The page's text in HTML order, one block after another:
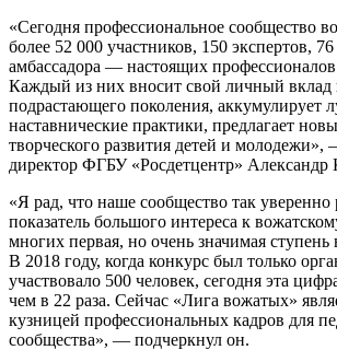
«Сегодня профессиональное сообщество
более 52 000 участников, 150 экспертов,
амбассадора — настоящих профессионалов
Каждый из них вносит свой личный вклад
подрастающего поколения, аккумулирует
наставнические практики, предлагает
творческого развития детей и молодежи»,
директор ФГБУ «Росдетцентр» Александр
«Я рад, что наше сообщество так уверенно
показатель большого интереса к
многих первая, но очень значимая
В 2018 году, когда конкурс был только
участвовало 500 человек, сегодня эта
чем в 22 раза. Сейчас «Лига вожатых»
кузницей профессиональных кадров для
сообщества», — подчеркнул он.